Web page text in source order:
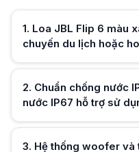
Hệ thống woofer và tweeter
Loa Bluetooth JBL Flip 6 xám
Loa Bluetooth JBL Flip 6 xám
Công nghệ PartyBoost trên
Loa JBL Flip 6 màu xám chính
Kết nối Bluetooth 5.1 trên JBL
JBL Flip 6 grey portable
Thiết kế của Loa JBL Flip 6
Loa JBL Flip 6 màu xám có
1. Loa JBL Flip 6 màu
chuyến du lịch hoặc
Hữu ích (0
2. Chuẩn chống nước
nước IP67 hỗ trợ sử
3. Hệ thống woofer